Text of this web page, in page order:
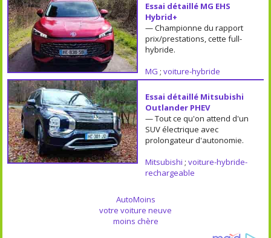
Essai détaillé MG EHS
Hybrid+
— Championne du rapport
prix/prestations, cette full-
hybride.
MG ; voiture-hybride
Essai détaillé Mitsubishi
Outlander PHEV
— Tout ce qu'on attend d'un
SUV électrique avec
prolongateur d'autonomie.
Mitsubishi ; voiture-hybride-
rechargeable
AutoMoins
votre voiture neuve
moins chère